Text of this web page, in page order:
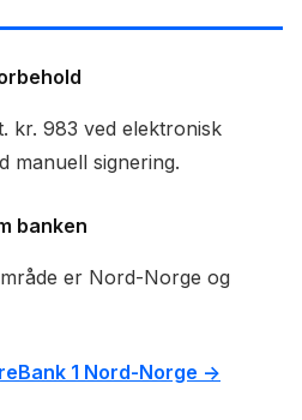
kr. 983 ved elektronisk
manuell signering.
banken
er Nord-Norge og
1 Nord-Norge ->